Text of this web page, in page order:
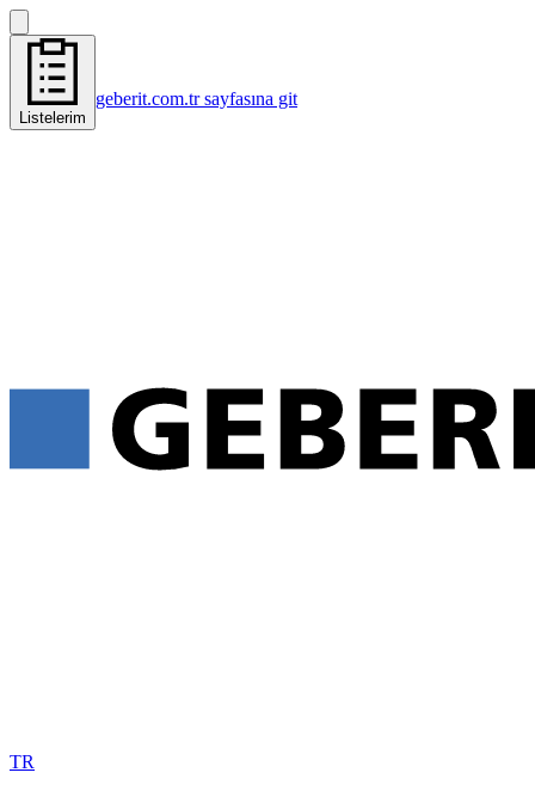
Listelerim
geberit.com.tr sayfasına git
TR